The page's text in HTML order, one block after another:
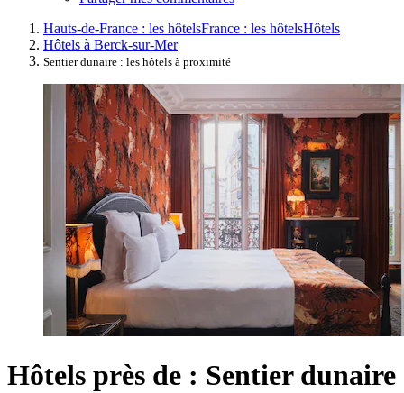
Hauts-de-France : les hôtelsFrance : les hôtelsHôtels
Hôtels à Berck-sur-Mer
Sentier dunaire : les hôtels à proximité
Hôtels près de : Sentier dunaire